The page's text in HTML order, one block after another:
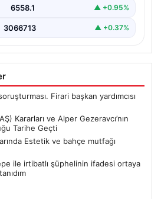
6558.1 ▲ +0.95%
3066713 ▲ +0.37%
Firari başkan yardımcısı
Kararları ve Alper Gezeravcı’nın
Tarihe Geçti
Estetik ve bahçe mutfağı
ile irtibatlı şüphelinin ifadesi ortaya